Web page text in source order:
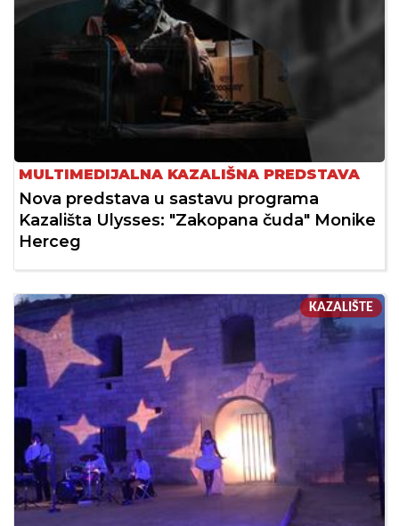
MULTIMEDIJALNA KAZALIŠNA PREDSTAVA
Nova predstava u sastavu programa
Kazališta Ulysses: "Zakopana čuda" Monike
Herceg
KAZALIŠTE